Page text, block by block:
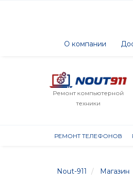
О компании
Ремонт компьютерной
техники
РЕМОНТ ТЕЛЕФОНОВ
Nout-911 Магазин